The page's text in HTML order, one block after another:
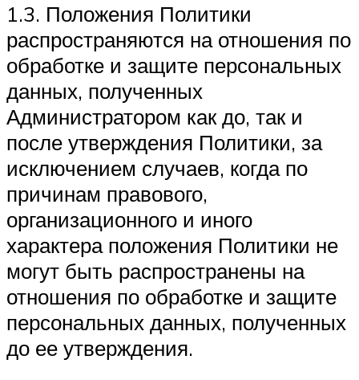
1.3. Положения Политики
распространяются на отношения по
обработке и защите персональных
данных, полученных
Администратором как до, так и
после утверждения Политики, за
исключением случаев, когда по
причинам правового,
организационного и иного
характера положения Политики не
могут быть распространены на
отношения по обработке и защите
персональных данных, полученных
до ее утверждения.